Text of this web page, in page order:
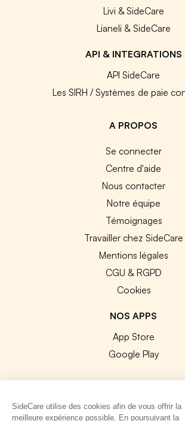
Livi & SideCare
Lianeli & SideCare
API & INTEGRATIONS
API SideCare
Les SIRH / Systèmes de paie
A PROPOS
Se connecter
Centre d'aide
Nous contacter
Notre équipe
Témoignages
Travailler chez SideCare
Mentions légales
CGU & RGPD
Cookies
NOS APPS
App Store
Google Play
SideCare utilise des cookies afin de vous offrir la
meilleure expérience possible. En poursuivant la